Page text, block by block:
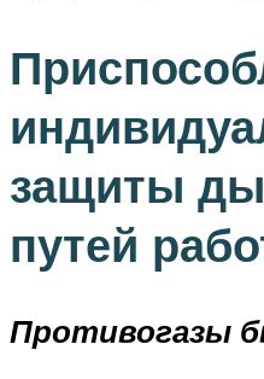
защиты
путей
Противогазы